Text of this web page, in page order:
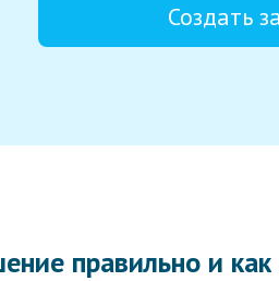
Создать
правильно и